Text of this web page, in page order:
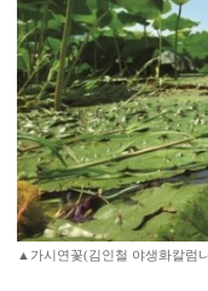
▲가시연꽃(김인철 야생화칼럼